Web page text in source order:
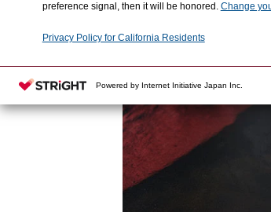
preference signal, then it will be honored. Change
Privacy Policy for California Residents
Powered by Internet Initiative Japan Inc.
写真家のStephen Gillさんにご自身の写真集に使